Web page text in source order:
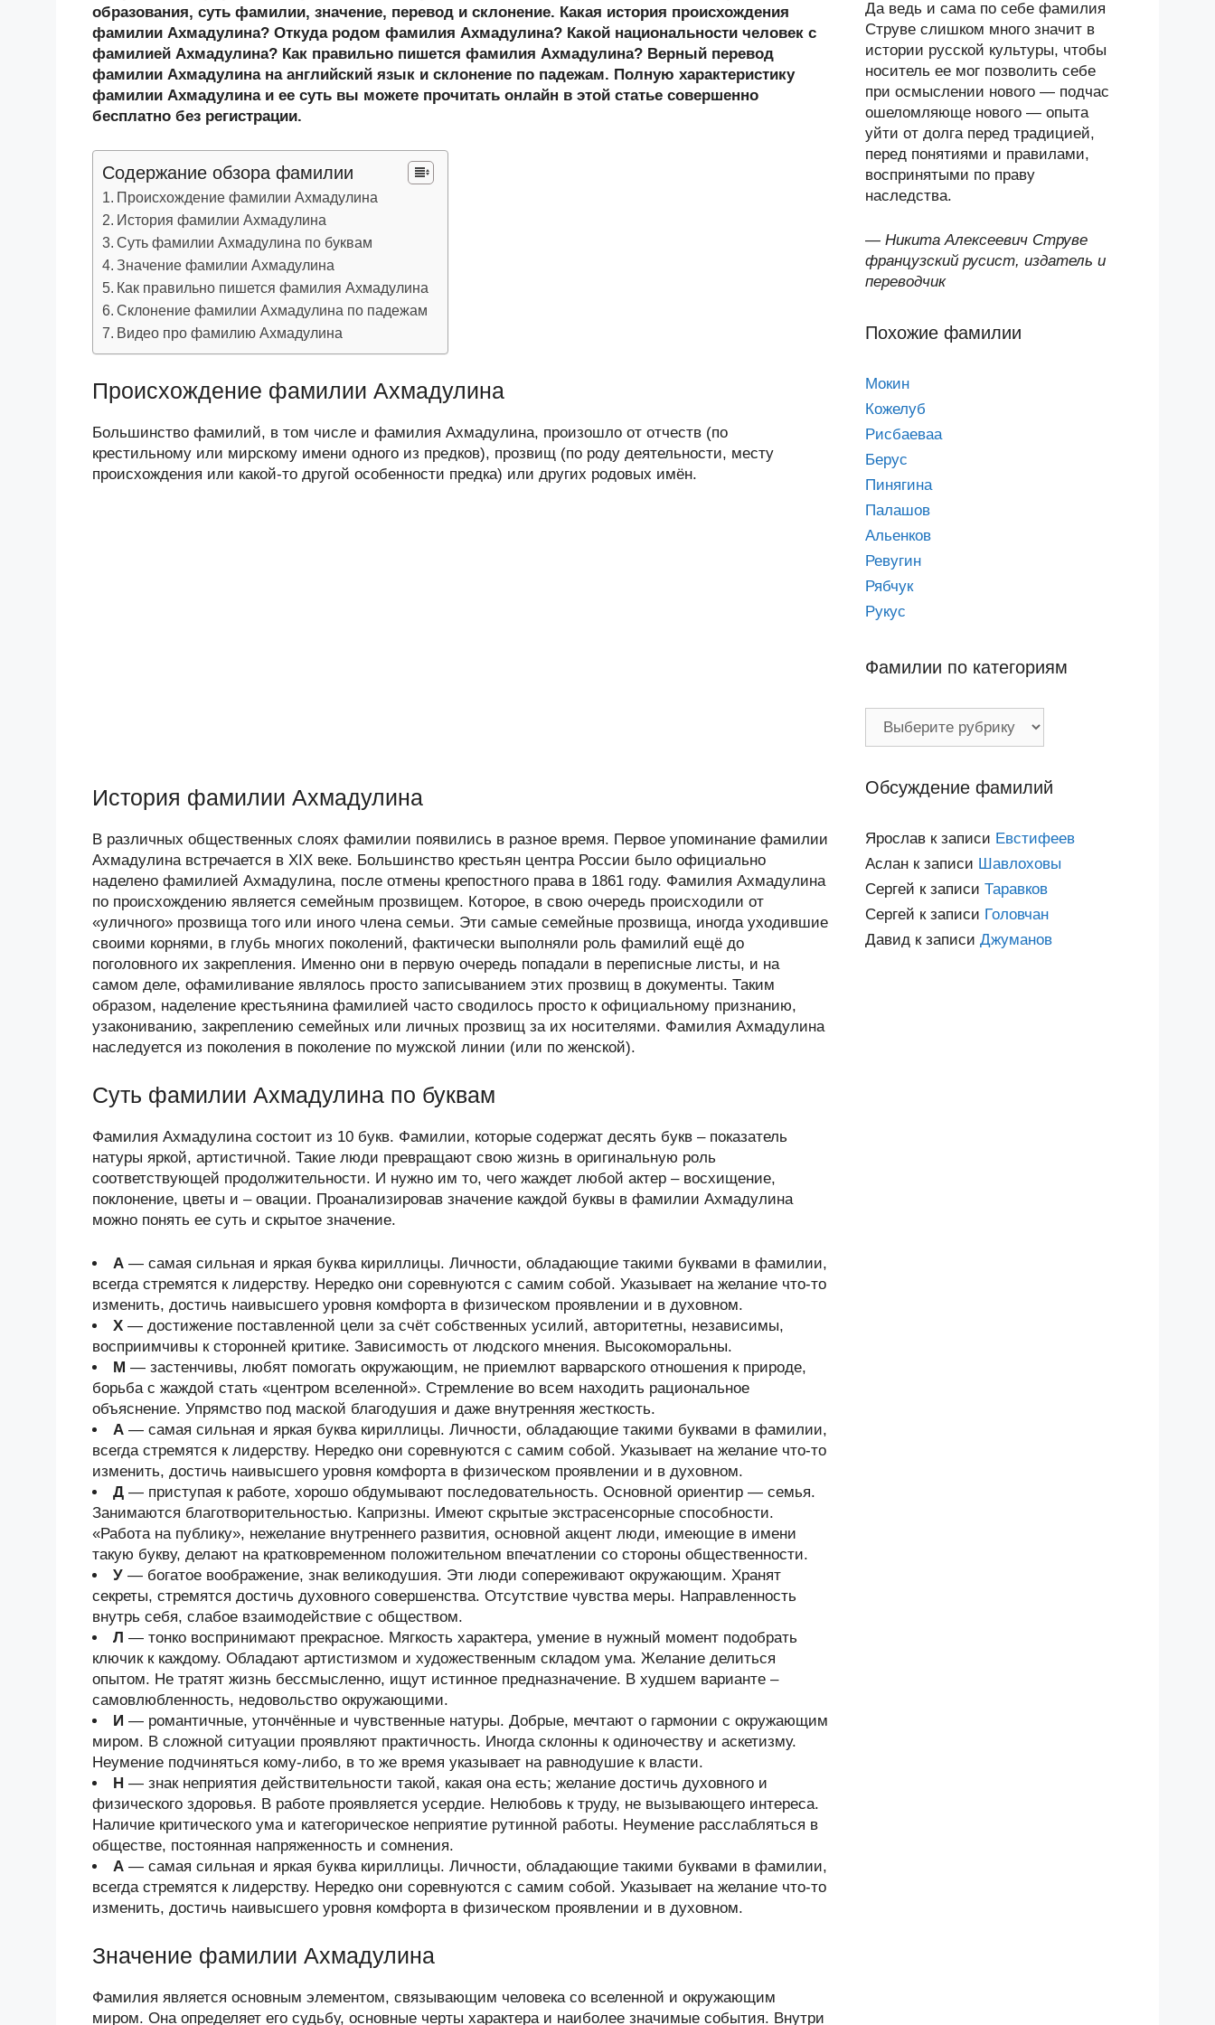
o
kl
a
ss
ni
ki
e
b
o
o
k
er g
er
J
o
ur
al
u
e
s
A
p
gr
a
m
а
в
и
образования, суть фамилии, значение, перевод и склонение. Какая история происхождения
фамилии Ахмадулина? Откуда родом фамилия Ахмадулина? Какой национальности человек с
фамилией Ахмадулина? Как правильно пишется фамилия Ахмадулина? Верный перевод
фамилии Ахмадулина на английский язык и склонение по падежам. Полную характеристику
фамилии Ахмадулина и ее суть вы можете прочитать онлайн в этой статье совершенно
бесплатно без регистрации.
Содержание обзора фамилии
Происхождение фамилии Ахмадулина
История фамилии Ахмадулина
Суть фамилии Ахмадулина по буквам
Значение фамилии Ахмадулина
Как правильно пишется фамилия Ахмадулина
Склонение фамилии Ахмадулина по падежам
Видео про фамилию Ахмадулина
Происхождение фамилии Ахмадулина
Большинство фамилий, в том числе и фамилия Ахмадулина, произошло от отчеств (по
крестильному или мирскому имени одного из предков), прозвищ (по роду деятельности, месту
происхождения или какой-то другой особенности предка) или других родовых имён.
История фамилии Ахмадулина
В различных общественных слоях фамилии появились в разное время. Первое упоминание фамилии
Ахмадулина встречается в XIX веке. Большинство крестьян центра России было официально
наделено фамилией Ахмадулина, после отмены крепостного права в 1861 году. Фамилия Ахмадулина
по происхождению является семейным прозвищем. Которое, в свою очередь происходили от
«уличного» прозвища того или иного члена семьи. Эти самые семейные прозвища, иногда уходившие
своими корнями, в глубь многих поколений, фактически выполняли роль фамилий ещё до
поголовного их закрепления. Именно они в первую очередь попадали в переписные листы, и на
самом деле, офамиливание являлось просто записыванием этих прозвищ в документы. Таким
образом, наделение крестьянина фамилией часто сводилось просто к официальному признанию,
узакониванию, закреплению семейных или личных прозвищ за их носителями. Фамилия Ахмадулина
наследуется из поколения в поколение по мужской линии (или по женской).
Суть фамилии Ахмадулина по буквам
Фамилия Ахмадулина состоит из 10 букв. Фамилии, которые содержат десять букв – показатель
натуры яркой, артистичной. Такие люди превращают свою жизнь в оригинальную роль
соответствующей продолжительности. И нужно им то, чего жаждет любой актер – восхищение,
поклонение, цветы и – овации. Проанализировав значение каждой буквы в фамилии Ахмадулина
можно понять ее суть и скрытое значение.
А — самая сильная и яркая буква кириллицы. Личности, обладающие такими буквами в фамилии,
всегда стремятся к лидерству. Нередко они соревнуются с самим собой. Указывает на желание что-то
изменить, достичь наивысшего уровня комфорта в физическом проявлении и в духовном.
Х — достижение поставленной цели за счёт собственных усилий, авторитетны, независимы,
восприимчивы к сторонней критике. Зависимость от людского мнения. Высокоморальны.
М — застенчивы, любят помогать окружающим, не приемлют варварского отношения к природе,
борьба с жаждой стать «центром вселенной». Стремление во всем находить рациональное
объяснение. Упрямство под маской благодушия и даже внутренняя жесткость.
А — самая сильная и яркая буква кириллицы. Личности, обладающие такими буквами в фамилии,
всегда стремятся к лидерству. Нередко они соревнуются с самим собой. Указывает на желание что-то
изменить, достичь наивысшего уровня комфорта в физическом проявлении и в духовном.
Д — приступая к работе, хорошо обдумывают последовательность. Основной ориентир — семья.
Занимаются благотворительностью. Капризны. Имеют скрытые экстрасенсорные способности.
«Работа на публику», нежелание внутреннего развития, основной акцент люди, имеющие в имени
такую букву, делают на кратковременном положительном впечатлении со стороны общественности.
У — богатое воображение, знак великодушия. Эти люди сопереживают окружающим. Хранят
секреты, стремятся достичь духовного совершенства. Отсутствие чувства меры. Направленность
внутрь себя, слабое взаимодействие с обществом.
Л — тонко воспринимают прекрасное. Мягкость характера, умение в нужный момент подобрать
ключик к каждому. Обладают артистизмом и художественным складом ума. Желание делиться
опытом. Не тратят жизнь бессмысленно, ищут истинное предназначение. В худшем варианте –
самовлюбленность, недовольство окружающими.
И — романтичные, утончённые и чувственные натуры. Добрые, мечтают о гармонии с окружающим
миром. В сложной ситуации проявляют практичность. Иногда склонны к одиночеству и аскетизму.
Неумение подчиняться кому-либо, в то же время указывает на равнодушие к власти.
Н — знак неприятия действительности такой, какая она есть; желание достичь духовного и
физического здоровья. В работе проявляется усердие. Нелюбовь к труду, не вызывающего интереса.
Наличие критического ума и категорическое неприятие рутинной работы. Неумение расслабляться в
обществе, постоянная напряженность и сомнения.
А — самая сильная и яркая буква кириллицы. Личности, обладающие такими буквами в фамилии,
всегда стремятся к лидерству. Нередко они соревнуются с самим собой. Указывает на желание что-то
изменить, достичь наивысшего уровня комфорта в физическом проявлении и в духовном.
Значение фамилии Ахмадулина
Фамилия является основным элементом, связывающим человека со вселенной и окружающим
миром. Она определяет его судьбу, основные черты характера и наиболее значимые события. Внутри
Да ведь и сама по себе фамилия
Струве слишком много значит в
истории русской культуры, чтобы
носитель ее мог позволить себе
при осмыслении нового — подчас
ошеломляюще нового — опыта
уйти от долга перед традицией,
перед понятиями и правилами,
воспринятыми по праву
наследства.
— Никита Алексеевич Струве
французский русист, издатель и
переводчик
Похожие фамилии
Мокин
Кожелуб
Рисбаеваа
Берус
Пинягина
Палашов
Альенков
Ревугин
Рябчук
Рукус
Фамилии по категориям
Обсуждение фамилий
Ярослав к записи Евстифеев
Аслан к записи Шавлоховы
Сергей к записи Таравков
Сергей к записи Головчан
Давид к записи Джуманов